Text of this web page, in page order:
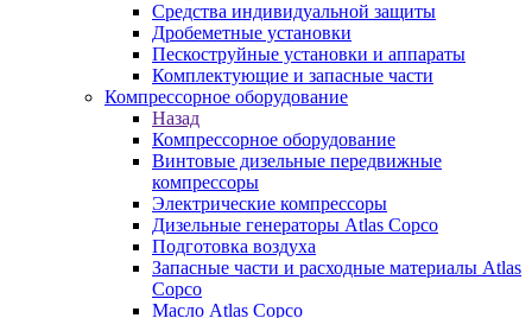
Средства индивидуальной защиты
Дробеметные установки
Пескоструйные установки и аппараты
Комплектующие и запасные части
Компрессорное оборудование
Назад
Компрессорное оборудование
Винтовые дизельные передвижные
компрессоры
Электрические компрессоры
Дизельные генераторы Atlas Copco
Подготовка воздуха
Запасные части и расходные материалы Atlas
Copco
Масло Atlas Copco